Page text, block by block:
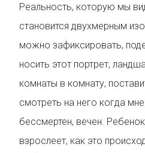
Реальность, которую мы
становится двухмерным
можно зафиксировать,
носить этот портрет,
комнаты в комнату,
смотреть на него когда
бессмертен, вечен.
взрослеет, как это